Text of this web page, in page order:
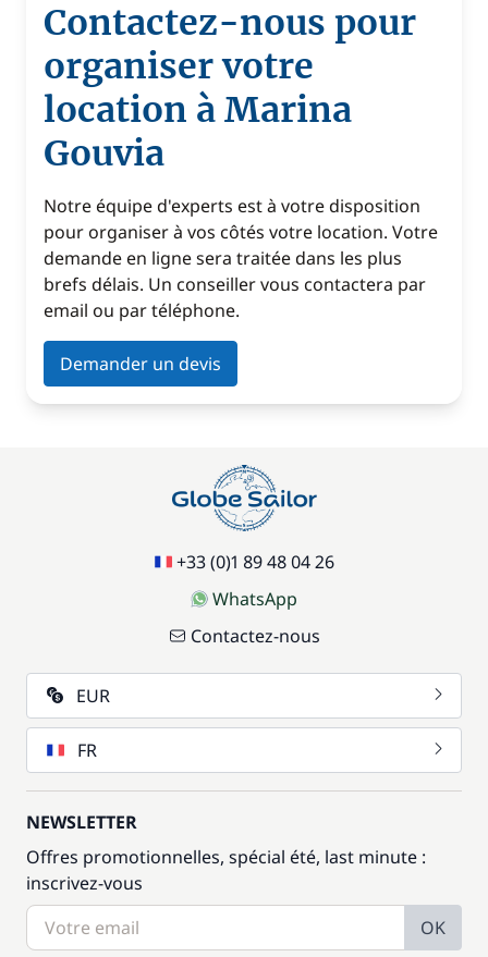
Contactez-nous pour
organiser votre
location à Marina
Gouvia
Notre équipe d'experts est à votre disposition
pour organiser à vos côtés votre location. Votre
demande en ligne sera traitée dans les plus
brefs délais. Un conseiller vous contactera par
email ou par téléphone.
Demander un devis
+33 (0)1 89 48 04 26
WhatsApp
Contactez-nous
EUR
FR
NEWSLETTER
Offres promotionnelles, spécial été, last minute :
inscrivez-vous
OK